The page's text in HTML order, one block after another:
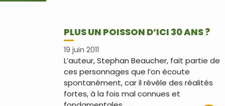
PLUS UN POISSON D’ICI 30 ANS ?
19 juin 2011
L’auteur, Stephan Beaucher, fait partie de
ces personnages que l’on écoute
spontanément, car il révèle des réalités
fortes, à la fois mal connues et